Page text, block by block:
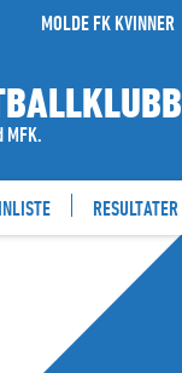
MOLDE FK KVINNER
RESULTATER